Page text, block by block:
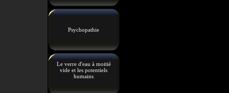
Psychopathie
Le verre d'eau à moitié
vide et les potentiels
humains